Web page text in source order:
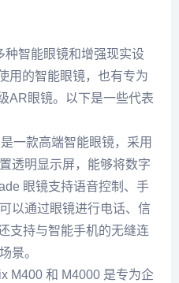
种智能眼镜和增强现实设
用的智能眼镜，也有专为
AR眼镜。以下是一些代表
一款高端智能眼镜，采用
透明显示屏，能够将数字
眼镜支持语音控制、手
以通过眼镜进行电话、信
支持与智能手机的无缝连
景。
M400 和 M4000 是专为企